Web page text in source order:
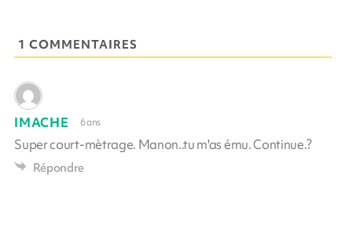
1 COMMENTAIRES
IMACHE 6 ans
Super court-mètrage. Manon..tu m'as ému. Continue.?
Répondre